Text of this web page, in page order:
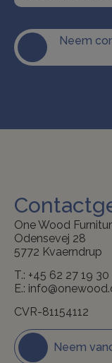
Neem
One Wood
Odensevej 28
5772 Kvaerndrup
T.: +45 62 27 19 30
E.:
CVR-81154112
Neem